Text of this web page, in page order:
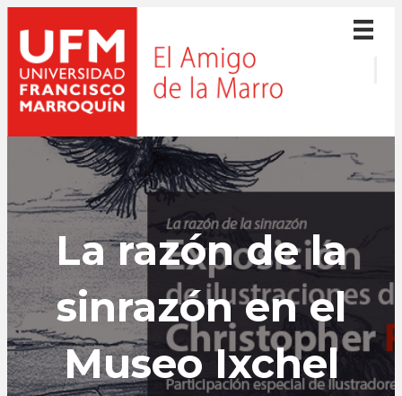
La razón de la
sinrazón en el
Museo Ixchel